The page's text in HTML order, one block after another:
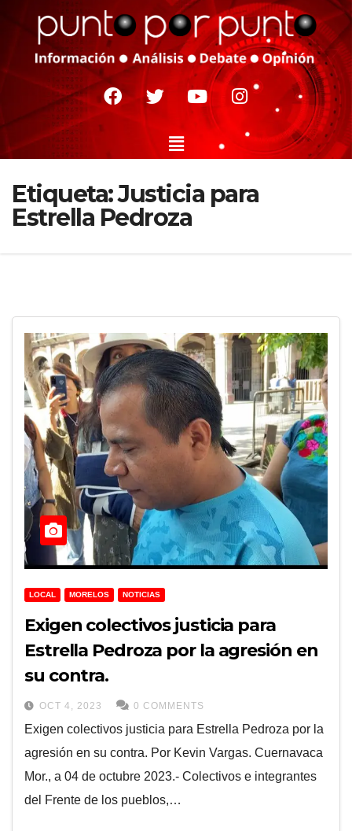
Etiqueta:Justicia para
Estrella Pedroza
LOCAL MORELOS NOTICIAS
Exigen colectivos justicia para
Estrella Pedroza por la agresión en
su contra.
OCT 4, 2023 0 COMMENTS
Exigen colectivos justicia para Estrella Pedroza por la
agresión en su contra. Por Kevin Vargas. Cuernavaca
Mor., a 04 de octubre 2023.- Colectivos e integrantes
del Frente de los pueblos,…